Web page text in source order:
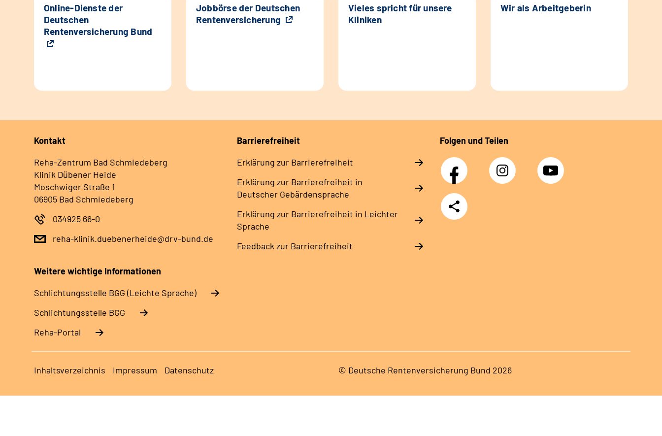
Online-Dienste der
Deutschen
Rentenversicherung Bund
Jobbörse der Deutschen
Rentenversicherung
Vieles spricht für unsere
Kliniken
Wir als Arbeitgeberin
Kontakt
Reha-Zentrum Bad Schmiedeberg
Klinik Dübener Heide
Moschwiger Straße 1
06905 Bad Schmiedeberg
034925 66-0
reha-klinik.duebenerheide@drv-bund.de
Barrierefreiheit
Erklärung zur Barrierefreiheit
Erklärung zur Barrierefreiheit in
Deutscher Gebärdensprache
Erklärung zur Barrierefreiheit in Leichter
Sprache
Feedback zur Barrierefreiheit
Folgen und Teilen
Facebook Instagram YouTube
Teilen
Weitere wichtige Informationen
Schlich­tungs­stel­le BGG (Leichte Sprache)
Schlich­tungs­stel­le BGG
Reha-Portal
Inhaltsverzeichnis Impressum Datenschutz © Deutsche Rentenversicherung Bund 2026